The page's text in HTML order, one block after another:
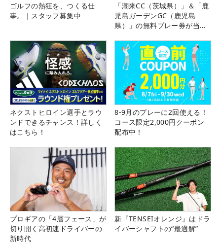
ゴルフの熱狂を、つくる仕
事。｜スタッフ募集中
「潮来CC（茨城県）」＆「鹿
児島ガーデンGC（鹿児島
県）」の無料プレー券が当た
ネクストヒロイン選手とラウ
ンドできるチャンス！詳しく
はこちら！
8-9月のプレーに2回使える！
コース限定2,000円クーポン
配布中！
プロギアの「4層フェース」が
切り開く高初速ドライバーの
新時代
新『TENSEIオレンジ』はドラ
イバーシャフトの“最適解”